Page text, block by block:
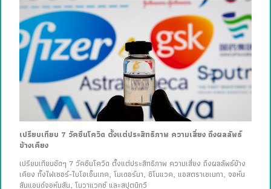
เปรียบเทียบ 7 วัคซีนโควิด ตั้งแต่ประสิทธิภาพ ความเสี่ยง ถึงผลลัพธ์
ข้างเคียง
เปรียบเทียบชัดๆ 7 วัคซีนโควิด ตั้งแต่ประสิทธิภาพ ความเสี่ยง ถึงผลลัพธ์ข้าง
เคียง ทั้งไฟเซอร์-ไบโอเอ็นเทค, โมเดอร์นา, ซิโนแวค, แอสตราเซเนกา, จอห์น
สันแอนด์จอห์นสัน, โนวาแวกซ์ และสปุตนิกวี